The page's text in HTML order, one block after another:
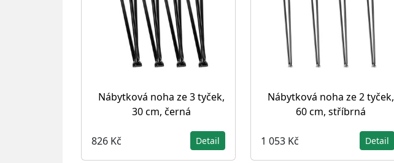
Nábytková noha ze 3 tyček,
30 cm, černá
826 Kč Detail
Nábytková noha ze 2 tyček,
60 cm, stříbrná
1 053 Kč Detail